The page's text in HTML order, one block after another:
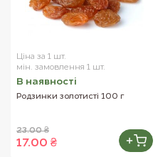
Ціна за 1 шт.
мін. замовлення 1 шт.
В наявностi
Родзинки золотисті 100 г
23.00 ₴
17.00 ₴